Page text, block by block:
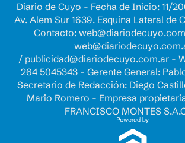
Diario de Cuyo - Fecha de Inicio: 11/
Av. Alem Sur 1639. Esquina Lateral de
Contacto:
/ publicidad@diariodecuyo.com.ar-
264 5045343 - Gerente General:
Secretario de Redacción: Diego
Mario Romero - Empresa
FRANCISCO MONTES